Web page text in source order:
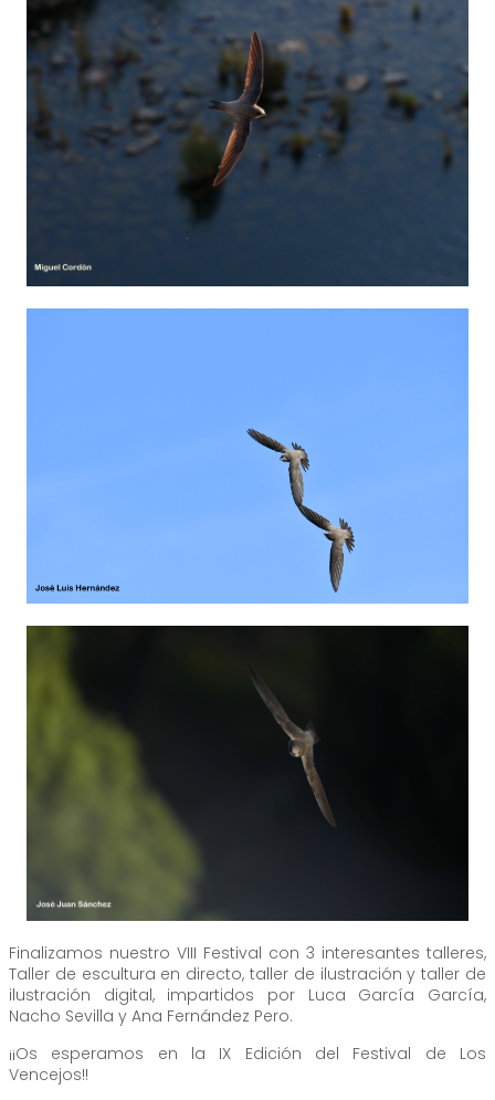
Finalizamos nuestro VIII Festival con 3 interesantes talleres,
Taller de escultura en directo, taller de ilustración y taller de
ilustración digital, impartidos por Luca García García,
Nacho Sevilla y Ana Fernández Pero.
¡¡Os esperamos en la IX Edición del Festival de Los
Vencejos!!